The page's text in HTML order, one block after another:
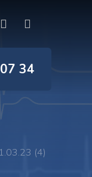
34
(4)